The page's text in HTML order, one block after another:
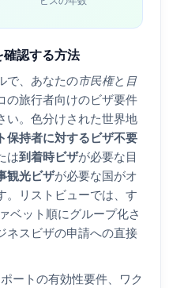
確認する方法
で、あなたの市民権と 目
の旅行者向けのビザ要件
い。色分けされた世界地
保持者に対するビザ不要
は到着時ビザが必要な目
観光ビザが必要な国がオ
。リストビューでは、す
ベット順にグループ化さ
ネスビザの申請への直接
ートの有効性要件、ワク